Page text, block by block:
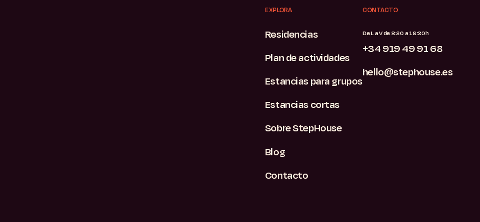
EXPLORA
Residencias
Plan de actividades
Estancias para grupos
Estancias cortas
Sobre StepHouse
Blog
Contacto
CONTACTO
De L a V de 8:30 a 19:30h
+34 919 49 91 68
hello@stephouse.es